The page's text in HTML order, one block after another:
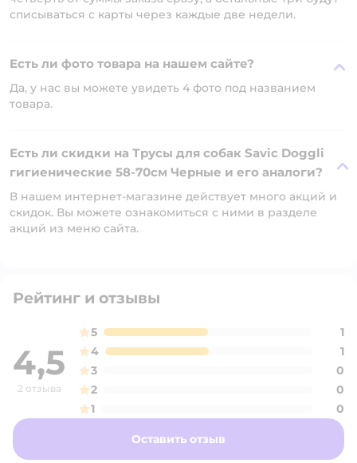
списываться с карты через каждые две недели.
Есть ли фото товара на нашем сайте?
Да, у нас вы можете увидеть 4 фото под названием
товара.
Есть ли скидки на Трусы для собак Savic Doggli
гигиенические 58-70см Черные и его аналоги?
В нашем интернет-магазине действует много акций и
скидок. Вы можете ознакомиться с ними в разделе
акций из меню сайта.
Рейтинг и отзывы
4,5
2 отзыва
5
1
4
1
3
0
2
0
1
0
Оставить отзыв